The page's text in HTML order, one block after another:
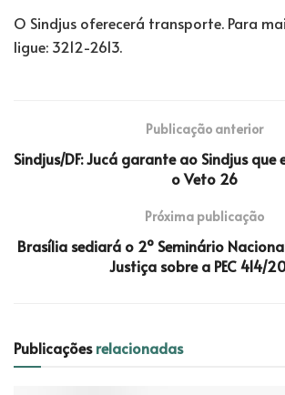
O Sindjus oferecerá transporte. Para
ligue: 3212-2613.
Publicação anterior
Sindjus/DF: Jucá garante ao Sindjus que
o Veto 26
Próxima publicação
Brasília sediará o 2º Seminário
Justiça sobre a PEC 414/
Publicaçõesrelacionadas